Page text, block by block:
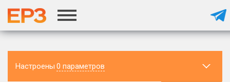
Настроены 0 параметров